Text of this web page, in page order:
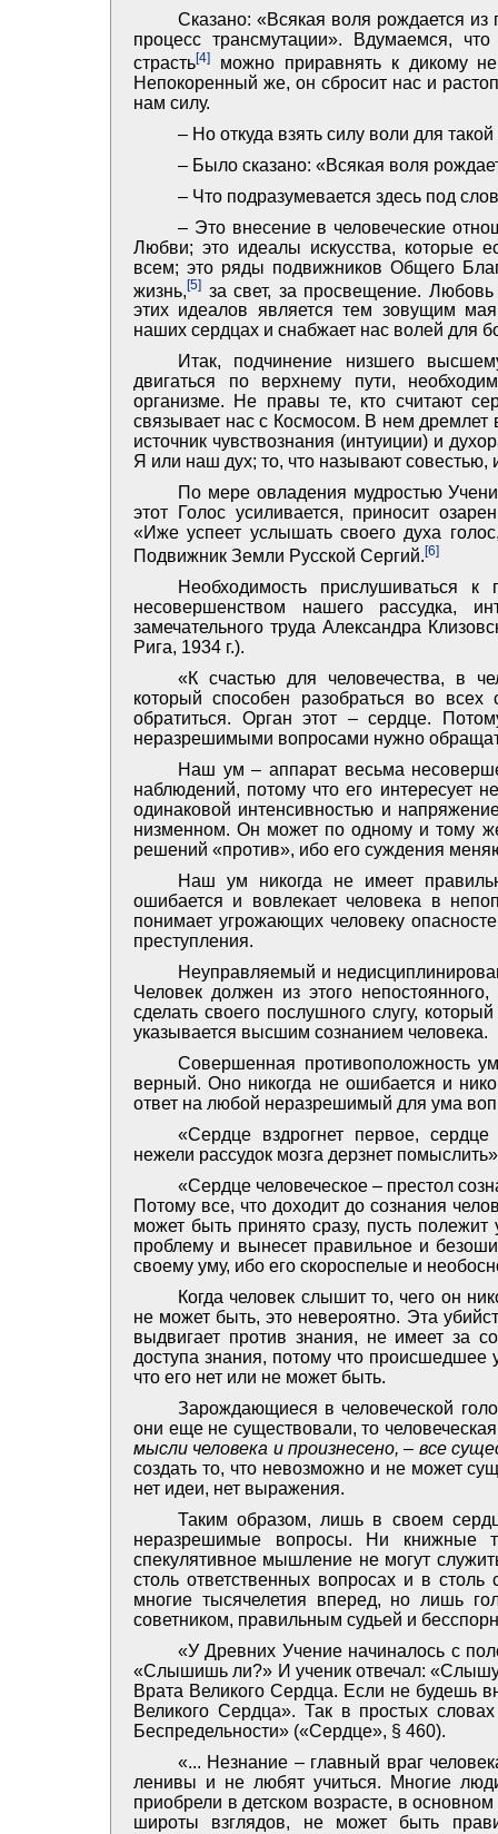
Сказано: «Всякая воля рождается
процесс трансмутации». Вдумаемся,
страсть[4]
можно приравнять к дикому
Непокоренный же, он сбросит нас и
нам силу.
– Но откуда взять силу воли для
– Было сказано: «Всякая воля
– Что подразумевается здесь под
– Это внесение в человеческие
Любви; это идеалы искусства, которые
всем; это ряды подвижников Общего
жизнь, [5]
за свет, за просвещение.
этих идеалов является тем зовущим
наших сердцах и снабжает нас волей для
Итак, подчинение низшего
двигаться по верхнему пути,
организме. Не правы те, кто считают
связывает нас с Космосом. В нем дремлет
источник чувствознания (интуиции) и
Я или наш дух; то, что называют совестью,
По мере овладения мудростью
этот Голос усиливается, приносит
«Иже успеет услышать своего духа
Подвижник Земли Русской Сергий. [6]
Необходимость прислушиваться к
несовершенством нашего рассудка,
замечательного труда Александра
Рига, 1934 г.).
«К счастью для человечества, в
который способен разобраться во
обратиться. Орган этот – сердце.
неразрешимыми вопросами нужно
Наш ум – аппарат весьма
наблюдений, потому что его
одинаковой интенсивностью и
низменном. Он может по одному и тому
решений «против», ибо его суждения
Наш ум никогда не имеет
ошибается и вовлекает человека в
понимает угрожающих человеку
преступления.
Неуправляемый и
Человек должен из этого
сделать своего послушного слугу,
указывается высшим сознанием человека.
Совершенная противоположность
верный. Оно никогда не ошибается и
ответ на любой неразрешимый для ума
«Сердце вздрогнет первое,
нежели рассудок мозга дерзнет
«Сердце человеческое – престол
Потому все, что доходит до сознания
может быть принято сразу, пусть
проблему и вынесет правильное и
своему уму, ибо его скороспелые и
Когда человек слышит то, чего он
не может быть, это невероятно. Эта
выдвигает против знания, не имеет за
доступа знания, потому что происшедшее
что его нет или не может быть.
Зарождающиеся в человеческой
они еще не существовали, то
мысли человека и произнесено, – все
создать то, что невозможно и не может
нет идеи, нет выражения.
Таким образом, лишь в своем
неразрешимые вопросы. Ни книжные
спекулятивное мышление не могут
столь ответственных вопросах и в
многие тысячелетия вперед, но лишь
советником, правильным судьей и
«У Древних Учение начиналось с
«Слышишь ли?» И ученик отвечал:
Врата Великого Сердца. Если не будешь
Великого Сердца». Так в простых
Беспредельности» («Сердце», § 460).
«... Незнание – главный враг
ленивы и не любят учиться. Многие
приобрели в детском возрасте, в
широты взглядов, не может быть